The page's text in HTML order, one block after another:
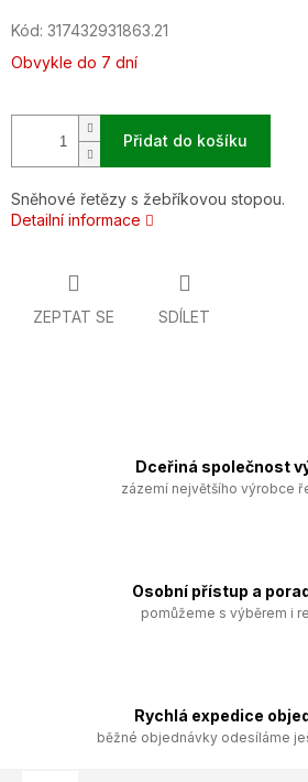
cena:
Kód: 317432931863.21
Obvykle do 7 dní
Přidat do košíku
Sněhové řetězy s žebříkovou stopou.
Detailní informace
ZEPTAT SE SDÍLET
Dceřiná společnost
zázemí největšího výrobce
Osobní přístup a
pomůžeme s výběrem i
Rychlá expedice
běžné objednávky odesíláme